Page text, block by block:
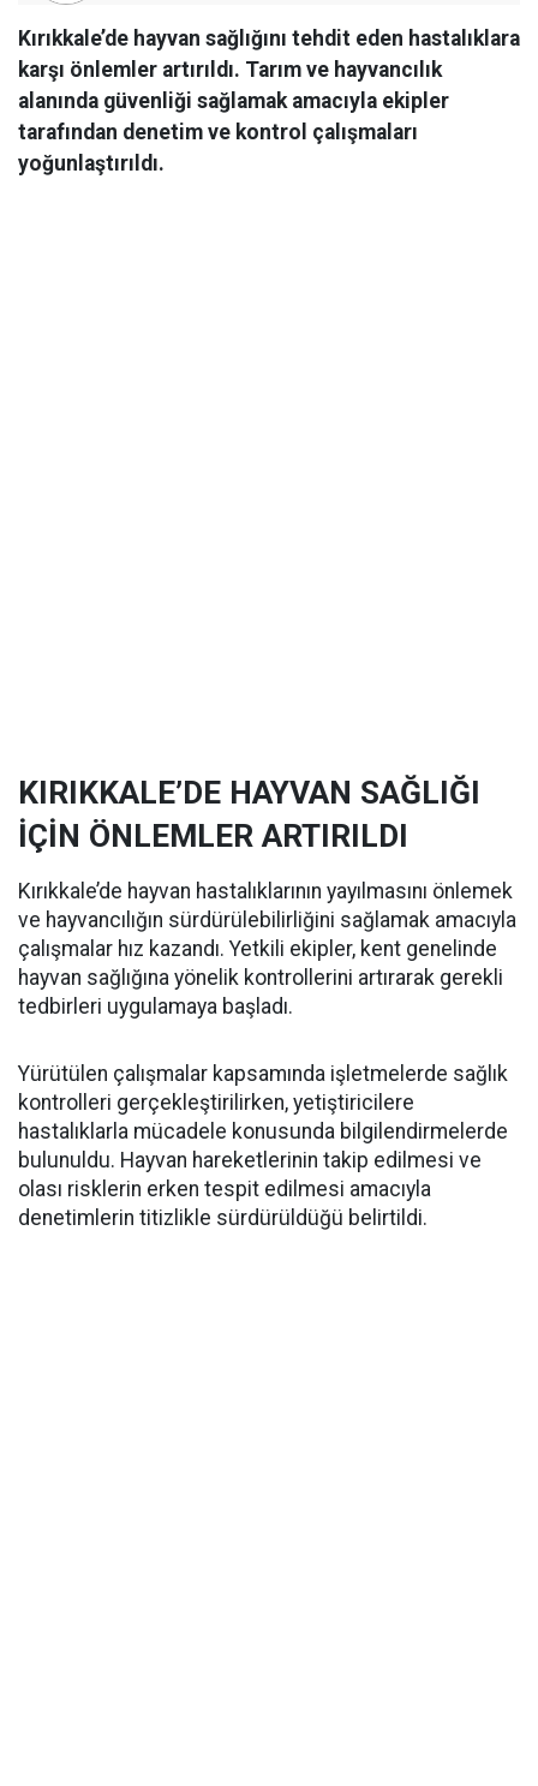
Kırıkkale’de hayvan sağlığını tehdit eden hastalıklara
karşı önlemler artırıldı. Tarım ve hayvancılık
alanında güvenliği sağlamak amacıyla ekipler
tarafından denetim ve kontrol çalışmaları
yoğunlaştırıldı.
KIRIKKALE’DE HAYVAN SAĞLIĞI
İÇİN ÖNLEMLER ARTIRILDI
Kırıkkale’de hayvan hastalıklarının yayılmasını önlemek
ve hayvancılığın sürdürülebilirliğini sağlamak amacıyla
çalışmalar hız kazandı. Yetkili ekipler, kent genelinde
hayvan sağlığına yönelik kontrollerini artırarak gerekli
tedbirleri uygulamaya başladı.
Yürütülen çalışmalar kapsamında işletmelerde sağlık
kontrolleri gerçekleştirilirken, yetiştiricilere
hastalıklarla mücadele konusunda bilgilendirmelerde
bulunuldu. Hayvan hareketlerinin takip edilmesi ve
olası risklerin erken tespit edilmesi amacıyla
denetimlerin titizlikle sürdürüldüğü belirtildi.